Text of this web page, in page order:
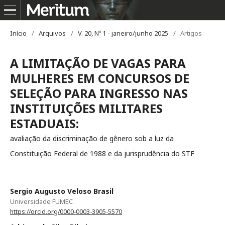
Início / Arquivos / V. 20, Nº 1 - janeiro/junho 2025 / Artigos
A LIMITAÇÃO DE VAGAS PARA
MULHERES EM CONCURSOS DE
SELEÇÃO PARA INGRESSO NAS
INSTITUIÇÕES MILITARES
ESTADUAIS:
avaliação da discriminação de gênero sob a luz da
Constituição Federal de 1988 e da jurisprudência do STF
Sergio Augusto Veloso Brasil
Universidade FUMEC
https://orcid.org/0000-0003-3905-5570